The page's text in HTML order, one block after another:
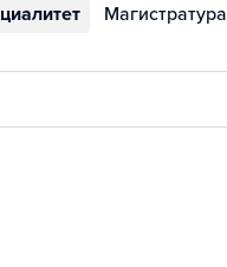
Магистратура